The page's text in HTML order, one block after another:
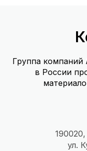
Группа
в России
ул.